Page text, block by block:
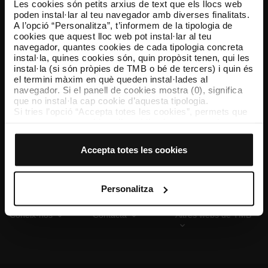
Les cookies són petits arxius de text que els llocs web
poden instal·lar al teu navegador amb diverses finalitats.
A l’opció “Personalitza”, t’informem de la tipologia de
cookies que aquest lloc web pot instal·lar al teu
navegador, quantes cookies de cada tipologia concreta
instal·la, quines cookies són, quin propòsit tenen, qui les
instal·la (si són pròpies de TMB o bé de tercers) i quin és
el termini màxim en què queden instal·lades al
navegador. Si el panell de cookies mostra (0), significa
que no instal·la cap cookie d’aquesta tipologia.
Si tries l’opció “Accepta totes les cookies”, permets que
El selector que es troba a la dreta de cada tipologia de
cookies d’aquella classe.
Un cop hagis marcat les teves preferències, has de fer
clic sobre “Selecciona i configura”. Així, s’instal·laran
només les cookies de la tipologia que hagis seleccionat
personalització, perquè permeten recordar les teves
opcions de navegació (com ara l’idioma) i milloren la teva
Accepta totes les cookies
Personalitza
TMB App
Descarrega’t TMB App i compra els teus bitllets
App Store Google Play
Coneix-nos Contacta Altres webs de TMB